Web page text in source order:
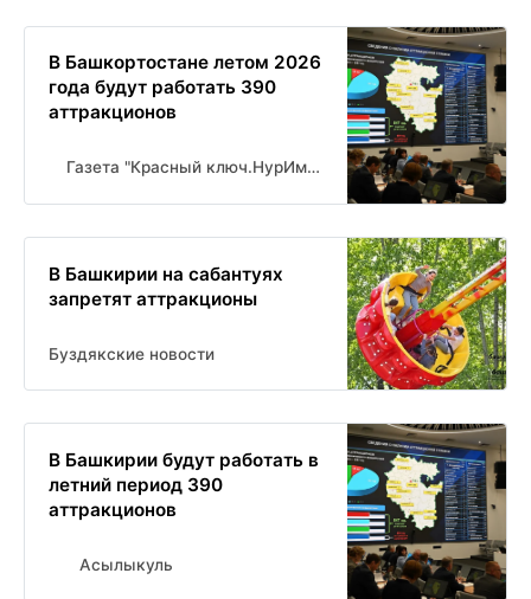
В Башкортостане летом 2026
года будут работать 390
аттракционов
Газета "Красный ключ.НурИман" Новости Нуримановского района
В Башкирии на сабантуях
запретят аттракционы
Буздякские новости
В Башкирии будут работать в
летний период 390
аттракционов
Асылыкуль